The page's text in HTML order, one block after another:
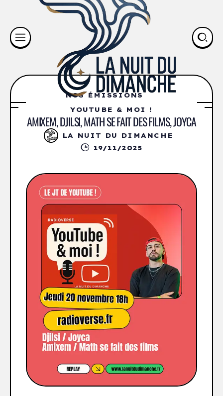
NOS ÉMISSIONS
YOUTUBE & MOI !
AMIXEM, DJILSI, MATH SE FAIT DES FILMS, JOYCA
LA NUIT DU DIMANCHE
19/11/2025